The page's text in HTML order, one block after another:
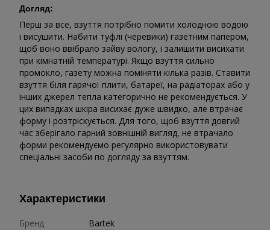
Догляд:
Перш за все, взуття потрібно помити холодною водою
і висушити. Набити туфлі (черевики) газетним папером,
щоб воно ввібрало зайву вологу, і залишити висихати
при кімнатній температурі. Якщо взуття сильно
промокло, газету можна поміняти кілька разів. Ставити
взуття біля гарячої плити, батареї, на радіаторах або у
інших джерел тепла категорично не рекомендується. У
цих випадках шкіра висихає дуже швидко, але втрачає
форму і розтріскується. Для того, щоб взуття довгий
час зберігало гарний зовнішній вигляд, не втрачало
форми рекомендуємо регулярно використовувати
спеціальні засоби по догляду за взуттям.
Характеристики
Бренд Bartek